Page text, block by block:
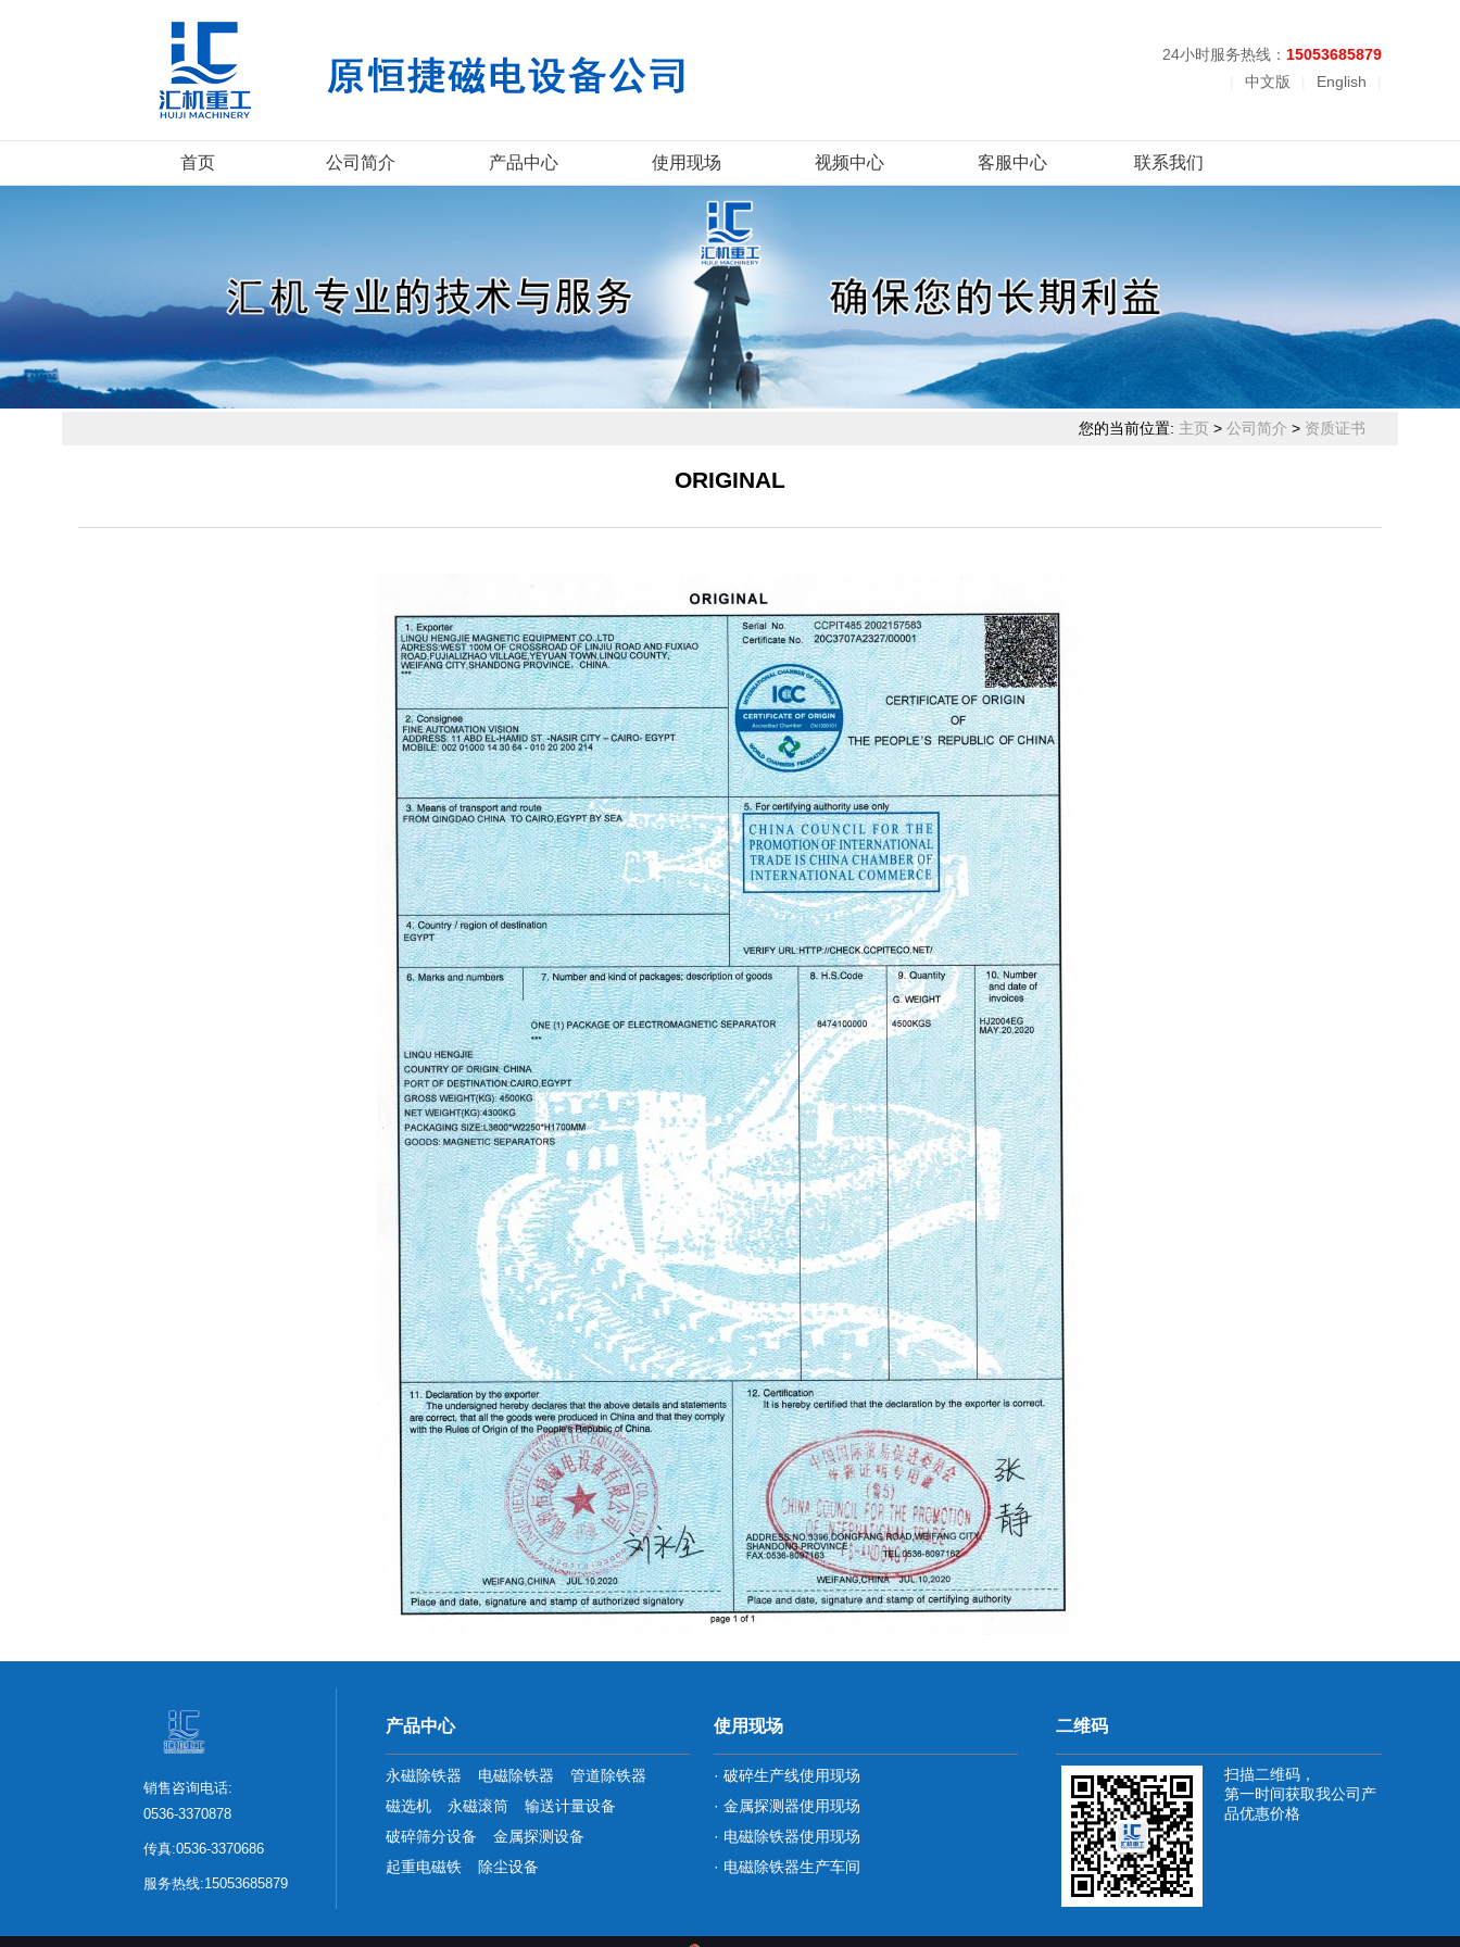
24小时服务热线： 15053685879
中文版 English
首页 公司简介 产品中心 使用现场 视频中心 客服中心 联系我们
您的当前位置: 主页 > 公司简介 > 资质证书
ORIGINAL
销售咨询电话:
0536-3370878
传真:0536-3370686
服务热线:15053685879
产品中心
永磁除铁器 电磁除铁器
管道除铁器
磁选机
永磁滚筒
输送计量设备
破碎筛分设备
金属探测设备
起重电磁铁
除尘设备
使用现场
· 破碎生产线使用现场
· 金属探测器使用现场
· 电磁除铁器使用现场
· 电磁除铁器生产车间
二维码
扫描二维码，
第一时间获取我公司产
品优惠价格